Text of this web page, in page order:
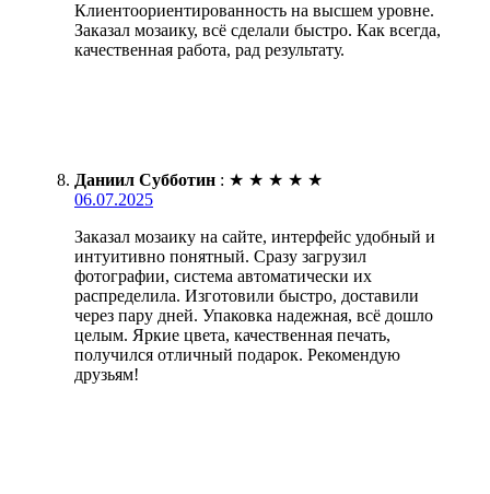
Клиентоориентированность на высшем уровне.
Заказал мозаику, всё сделали быстро. Как всегда,
качественная работа, рад результату.
Даниил Субботин : ★ ★ ★ ★ ★
06.07.2025
Заказал мозаику на сайте, интерфейс удобный и
интуитивно понятный. Сразу загрузил
фотографии, система автоматически их
распределила. Изготовили быстро, доставили
через пару дней. Упаковка надежная, всё дошло
целым. Яркие цвета, качественная печать,
получился отличный подарок. Рекомендую
друзьям!